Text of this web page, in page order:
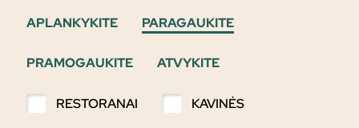
APLANKYKITE PARAGAUKITE
PRAMOGAUKITE ATVYKITE
RESTORANAI KAVINĖS